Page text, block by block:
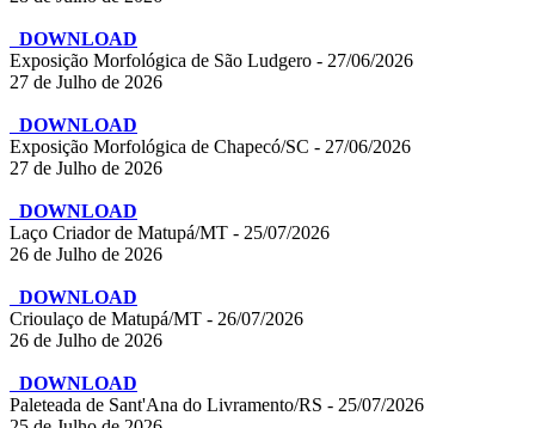
DOWNLOAD
Exposição Morfológica de São Ludgero - 27/06/2026
27 de Julho de 2026
DOWNLOAD
Exposição Morfológica de Chapecó/SC - 27/06/2026
27 de Julho de 2026
DOWNLOAD
Laço Criador de Matupá/MT - 25/07/2026
26 de Julho de 2026
DOWNLOAD
Crioulaço de Matupá/MT - 26/07/2026
26 de Julho de 2026
DOWNLOAD
Paleteada de Sant'Ana do Livramento/RS - 25/07/2026